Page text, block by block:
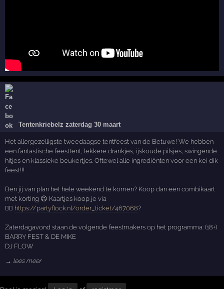
Tentenkriebelz zaterdag 30 maart
Het allergezelligste tweedaagse tentfeest van de Betuwe! We hebben
een fantastische feesttent, lekkere drankjes, ijskoude pilsjes, swingende
hitjes en klassieke beukertjes. Oftewel alle ingrediënten voor een kei dik
feest!!!
Ben jij van plan het hele weekend te komen? Koop dan een combikaart
met korting 😉 Kaartjes koop je via
👉🏻 https://partyflock.nl/order_ticket/467068?
Zaterdagavond staan de volgende feestmakers op het programma: (18+)
BARRY FEST & DE MIKE
DJ FLOW
→ lees meer